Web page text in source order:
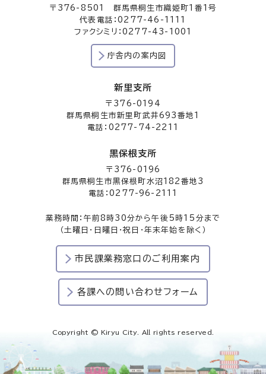
〒376-8501 群馬県桐生市織姫町1番1号
代表電話：0277-46-1111
ファクシミリ：0277-43-1001
庁舎内の案内図
新里支所
〒376-0194
群馬県桐生市新里町武井693番地1
電話：0277-74-2211
黒保根支所
〒376-0196
群馬県桐生市黒保根町水沼182番地3
電話：0277-96-2111
業務時間：午前8時30分から午後5時15分まで
（土曜日・日曜日・祝日・年末年始を除く）
市民課業務窓口のご利用案内
各課への問い合わせフォーム
Copyright © Kiryu City. All rights reserved.